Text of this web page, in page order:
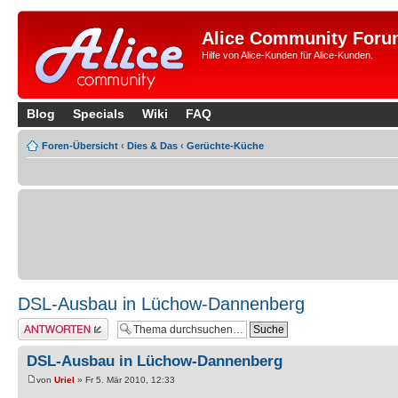
Alice Community
Hilfe von Alice-Kunden für Alice-Kunden.
Blog Specials Wiki FAQ
Foren-Übersicht ‹ Dies & Das ‹ Gerüchte-Küche
DSL-Ausbau in Lüchow-Dannenberg
Antwort erstellen
DSL-Ausbau in Lüchow-Dannenberg
von Uriel » Fr 5. Mär 2010, 12:33